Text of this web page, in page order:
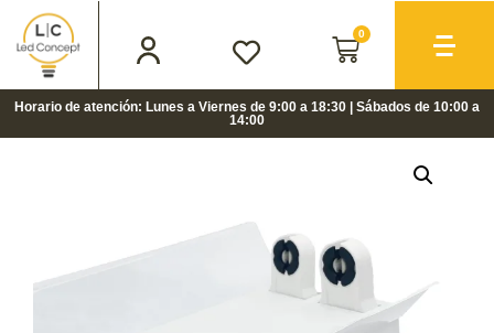
0
Horario de atención: Lunes a Viernes de 9:00 a 18:30 | Sábados de 10:00 a
14:00